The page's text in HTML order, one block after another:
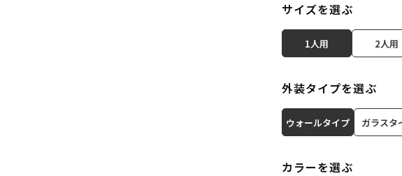
サイズを選ぶ
1人用 2人用
外装タイプを選ぶ
ウォールタイプ ガラスタ
カラーを選ぶ